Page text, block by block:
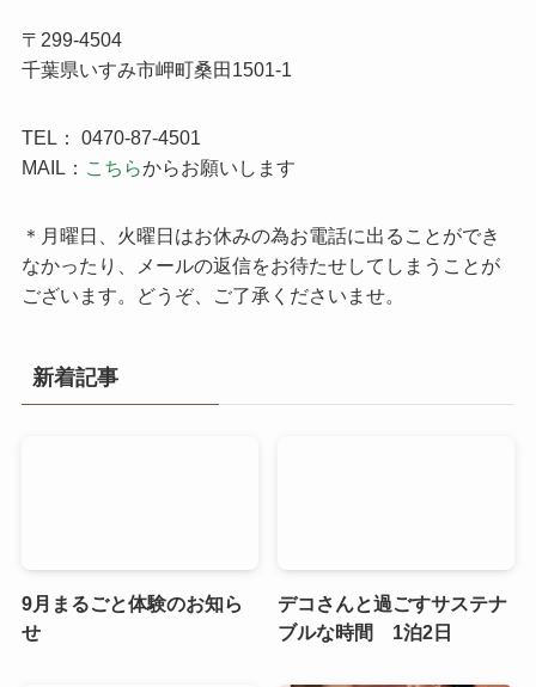
〒299-4504
千葉県いすみ市岬町桑田1501-1
TEL： 0470-87-4501
MAIL： こちらからお願いします
＊月曜日、火曜日はお休みの為お電話に出ることができ
なかったり、メールの返信をお待たせしてしまうことが
ございます。どうぞ、ご了承くださいませ。
新着記事
9月まるごと体験のお知ら
せ
デコさんと過ごすサステナ
ブルな時間 1泊2日